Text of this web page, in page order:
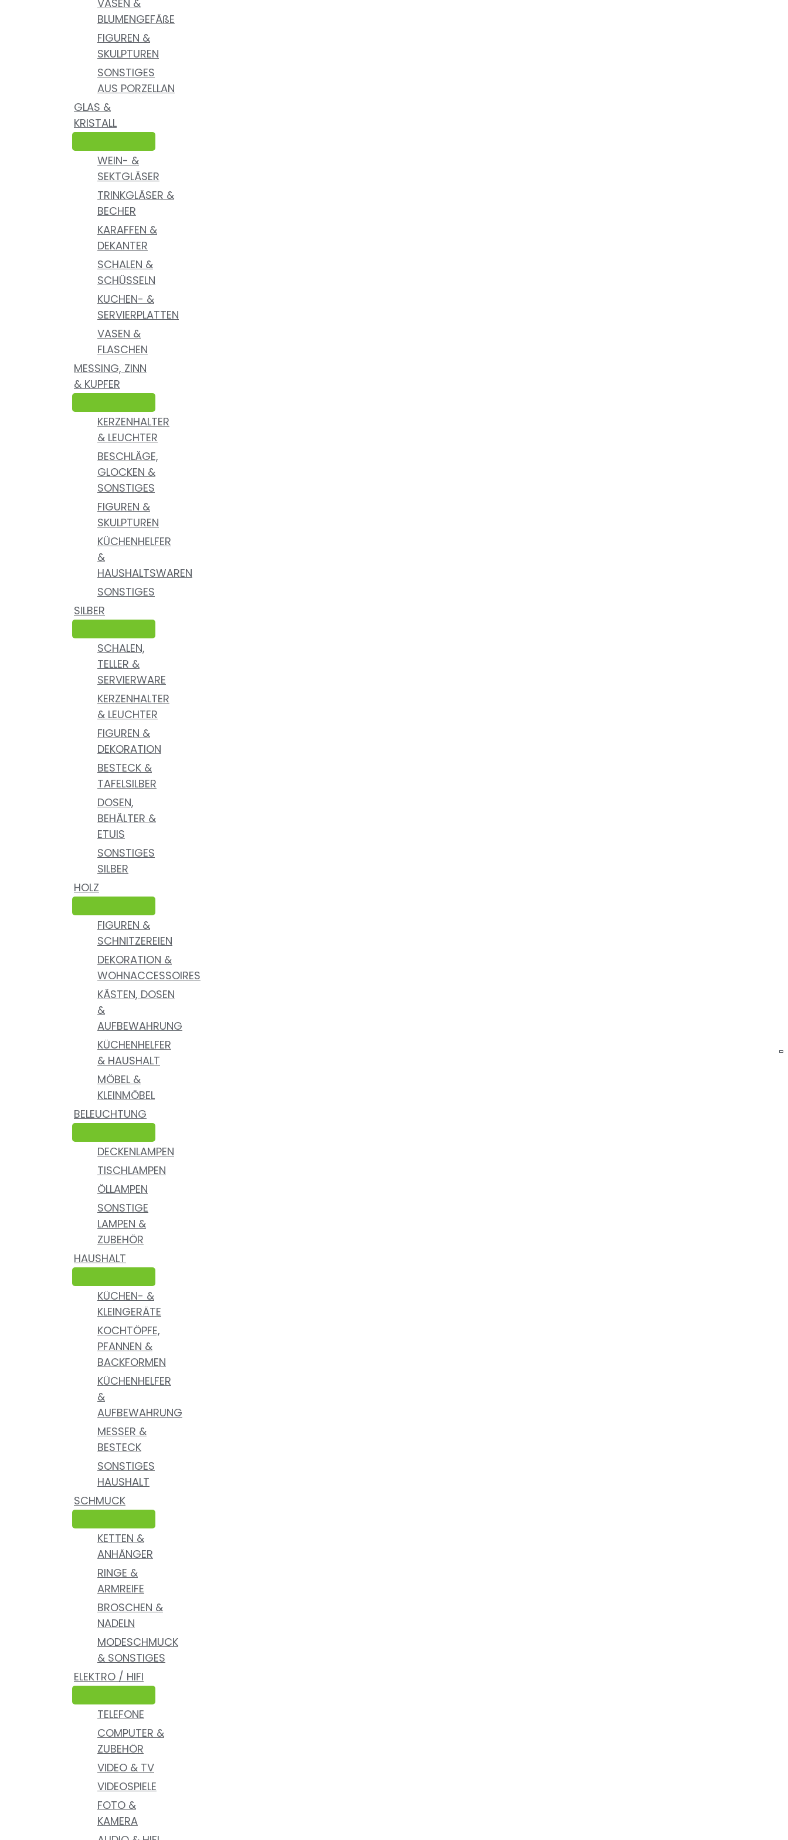
VASEN &
BLUMENGEFÄßE
FIGUREN &
SKULPTUREN
SONSTIGES
AUS PORZELLAN
GLAS &
KRISTALL
WEIN- &
SEKTGLÄSER
TRINKGLÄSER &
BECHER
KARAFFEN &
DEKANTER
SCHALEN &
SCHÜSSELN
KUCHEN- &
SERVIERPLATTEN
VASEN &
FLASCHEN
MESSING, ZINN
& KUPFER
KERZENHALTER
& LEUCHTER
BESCHLÄGE,
GLOCKEN &
SONSTIGES
FIGUREN &
SKULPTUREN
KÜCHENHELFER
&
HAUSHALTSWAREN
SONSTIGES
SILBER
SCHALEN,
TELLER &
SERVIERWARE
KERZENHALTER
& LEUCHTER
FIGUREN &
DEKORATION
BESTECK &
TAFELSILBER
DOSEN,
BEHÄLTER &
ETUIS
SONSTIGES
SILBER
HOLZ
FIGUREN &
SCHNITZEREIEN
DEKORATION &
WOHNACCESSOIRES
KÄSTEN, DOSEN
&
AUFBEWAHRUNG
KÜCHENHELFER
& HAUSHALT
MÖBEL &
KLEINMÖBEL
BELEUCHTUNG
DECKENLAMPEN
TISCHLAMPEN
ÖLLAMPEN
SONSTIGE
LAMPEN &
ZUBEHÖR
HAUSHALT
KÜCHEN- &
KLEINGERÄTE
KOCHTÖPFE,
PFANNEN &
BACKFORMEN
KÜCHENHELFER
&
AUFBEWAHRUNG
MESSER &
BESTECK
SONSTIGES
HAUSHALT
SCHMUCK
KETTEN &
ANHÄNGER
RINGE &
ARMREIFE
BROSCHEN &
NADELN
MODESCHMUCK
& SONSTIGES
ELEKTRO / HIFI
TELEFONE
COMPUTER &
ZUBEHÖR
VIDEO & TV
VIDEOSPIELE
FOTO &
KAMERA